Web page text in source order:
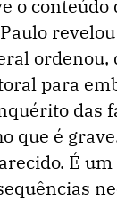
o conteúdo
ordenou,
para
das
que é
É